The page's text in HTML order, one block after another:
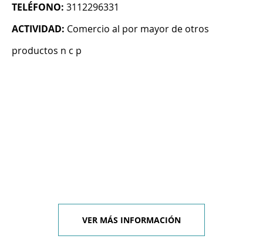
TELÉFONO: 3112296331
ACTIVIDAD: Comercio al por mayor de otros
productos n c p
VER MÁS INFORMACIÓN